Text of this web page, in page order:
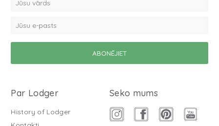
Par Lodger
History of Lodger
Seko mums